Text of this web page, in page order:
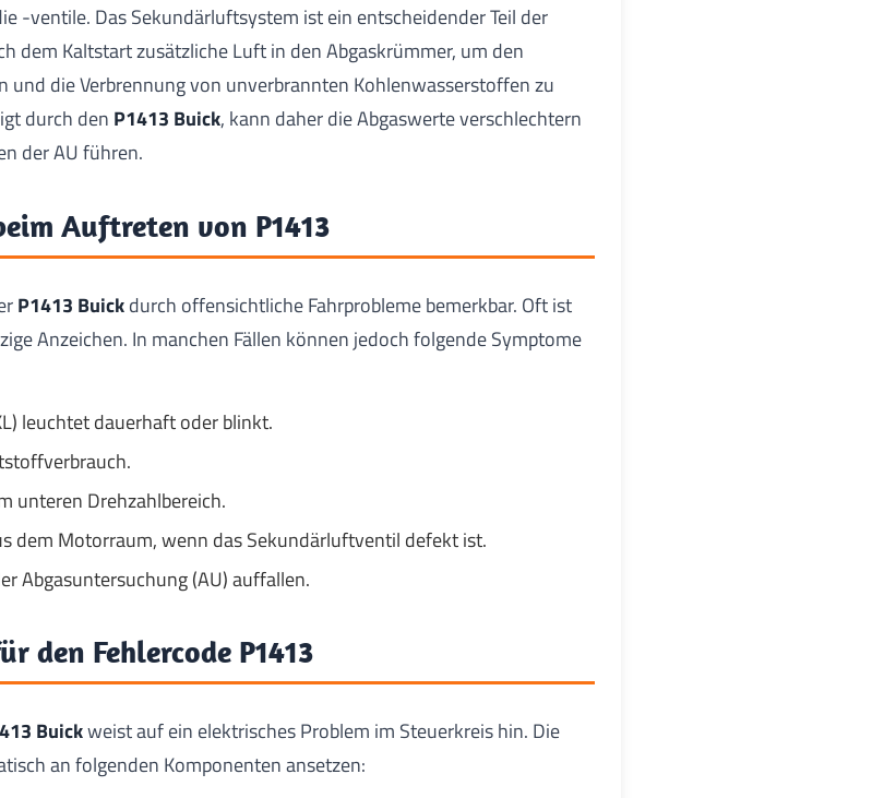
-ventile. Das Sekundärluftsystem ist ein entscheidender Teil der
dem Kaltstart zusätzliche Luft in den Abgaskrümmer, um den
und die Verbrennung von unverbrannten Kohlenwasserstoffen zu
durch den P1413 Buick, kann daher die Abgaswerte verschlechtern
der AU führen.
Auftreten von P1413
P1413 Buickdurch offensichtliche Fahrprobleme bemerkbar. Oft ist
Anzeichen. In manchen Fällen können jedoch folgende Symptome
leuchtet dauerhaft oder blinkt.
unteren Drehzahlbereich.
dem Motorraum, wenn das Sekundärluftventil defekt ist.
Abgasuntersuchung (AU) auffallen.
den Fehlercode P1413
Buickweist auf ein elektrisches Problem im Steuerkreis hin. Die
an folgenden Komponenten ansetzen: